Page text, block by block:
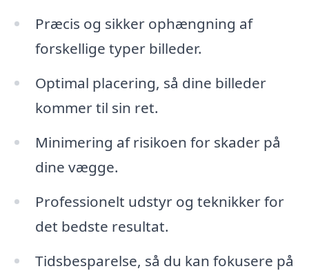
Præcis og sikker ophængning af
forskellige typer billeder.
Optimal placering, så dine billeder
kommer til sin ret.
Minimering af risikoen for skader på
dine vægge.
Professionelt udstyr og teknikker for
det bedste resultat.
Tidsbesparelse, så du kan fokusere på